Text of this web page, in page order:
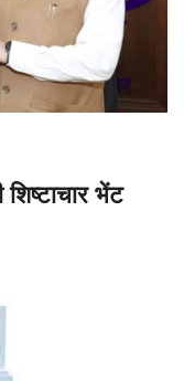
भेंट